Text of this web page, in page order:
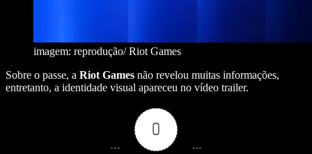
imagem: reprodução/ Riot Games
Sobre o passe, a Riot Games não revelou muitas informações,
entretanto, a identidade visual apareceu no vídeo trailer.
0